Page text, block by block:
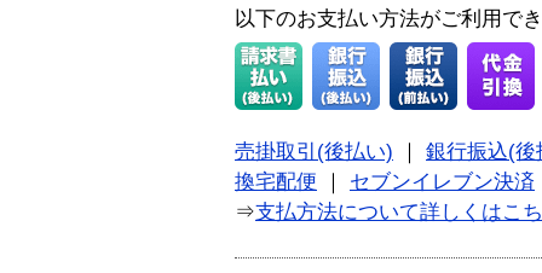
以下のお支払い方法がご利用で
売掛取引(後払い)
銀行振込(後
換宅配便
セブンイレブン決済
⇒支払方法について詳しくはこ